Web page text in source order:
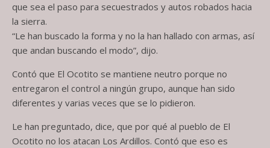
que sea el paso para secuestrados y autos robados hacia
la sierra.
“Le han buscado la forma y no la han hallado con armas, así
que andan buscando el modo”, dijo.
Contó que El Ocotito se mantiene neutro porque no
entregaron el control a ningún grupo, aunque han sido
diferentes y varias veces que se lo pidieron.
Le han preguntado, dice, que por qué al pueblo de El
Ocotito no los atacan Los Ardillos. Contó que eso es